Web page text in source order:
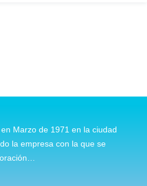
Marzo de 1971 en la ciudad
la empresa con la que se